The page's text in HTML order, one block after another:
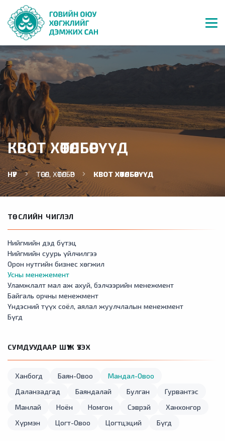
КВОТ ХӨТӨЛБӨРҮҮД
НҮҮР ТӨСӨЛ, ХӨТӨЛБӨР КВОТ ХӨТӨЛБӨРҮҮД
ТӨСЛИЙН ЧИГЛЭЛ
Нийгмийн дэд бүтэц
Нийгмийн суурь үйлчилгээ
Орон нутгийн бизнес хөгжил
Усны менежемент
Уламжлалт мал аж ахуй, бэлчээрийн менежмент
Байгаль орчны менежмент
Үндэсний түүх соёл, аялал жуулчлалын менежмент
Бүгд
СУМДУУДААР ШҮҮЖ ҮЗЭХ
Ханбогд Баян-Овоо
Мандал-Овоо
Даланзадгад
Баяндалай Булган
Гурвантэс
Манлай
Ноён Номгон Сэврэй
Ханхонгор
Хүрмэн
Цогт-Овоо Цогтцэций Бүгд